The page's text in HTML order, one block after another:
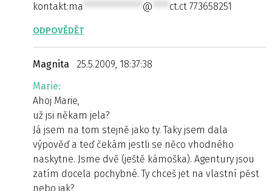
kontakt:ma ************** @ **** ct.ct 773658251
ODPOVĚDĚT
Magnita
25.5.2009, 18:37:38
Marie:
Ahoj Marie,
už jsi někam jela?
Já jsem na tom stejně jako ty. Taky jsem dala
výpověď a teď čekám jestli se něco vhodného
naskytne. Jsme dvě (ještě kámoška). Agentury jsou
zatím docela pochybné. Ty chceš jet na vlastní pěst
nebo jak?